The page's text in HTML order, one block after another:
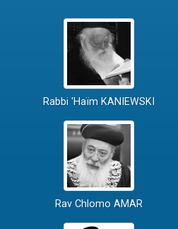
Rabbi 'Haïm KANIEWSKI
Rav Chlomo AMAR